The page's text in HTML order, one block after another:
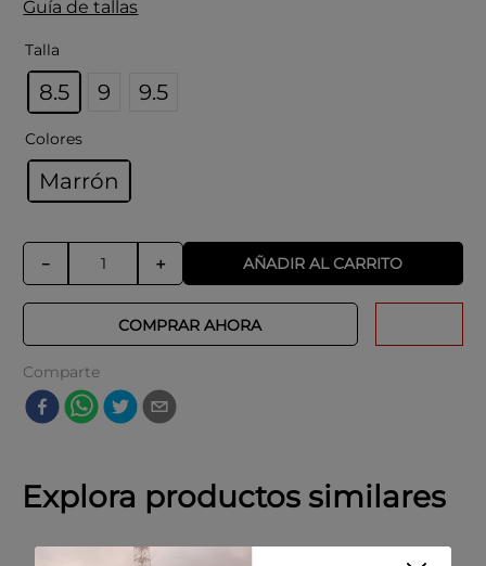
Guía de tallas
Talla
8.5 9 9.5
Colores
Marrón
＋
－ AÑADIR AL CARRITO
COMPRAR AHORA
Comparte
Explora productos similares